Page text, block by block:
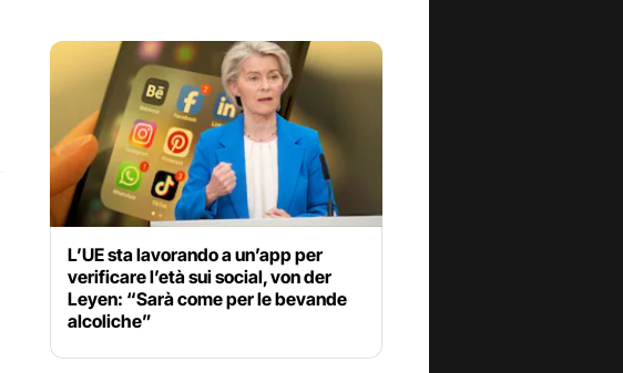
L’UE sta lavorando a un’app per
verificare l’età sui social, von der
Leyen: “Sarà come per le bevande
alcoliche”